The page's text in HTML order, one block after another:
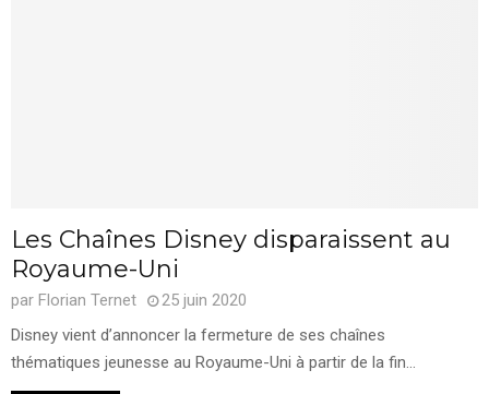
Les Chaînes Disney disparaissent au
Royaume-Uni
par Florian Ternet
25 juin 2020
Disney vient d’annoncer la fermeture de ses chaînes
thématiques jeunesse au Royaume-Uni à partir de la fin...